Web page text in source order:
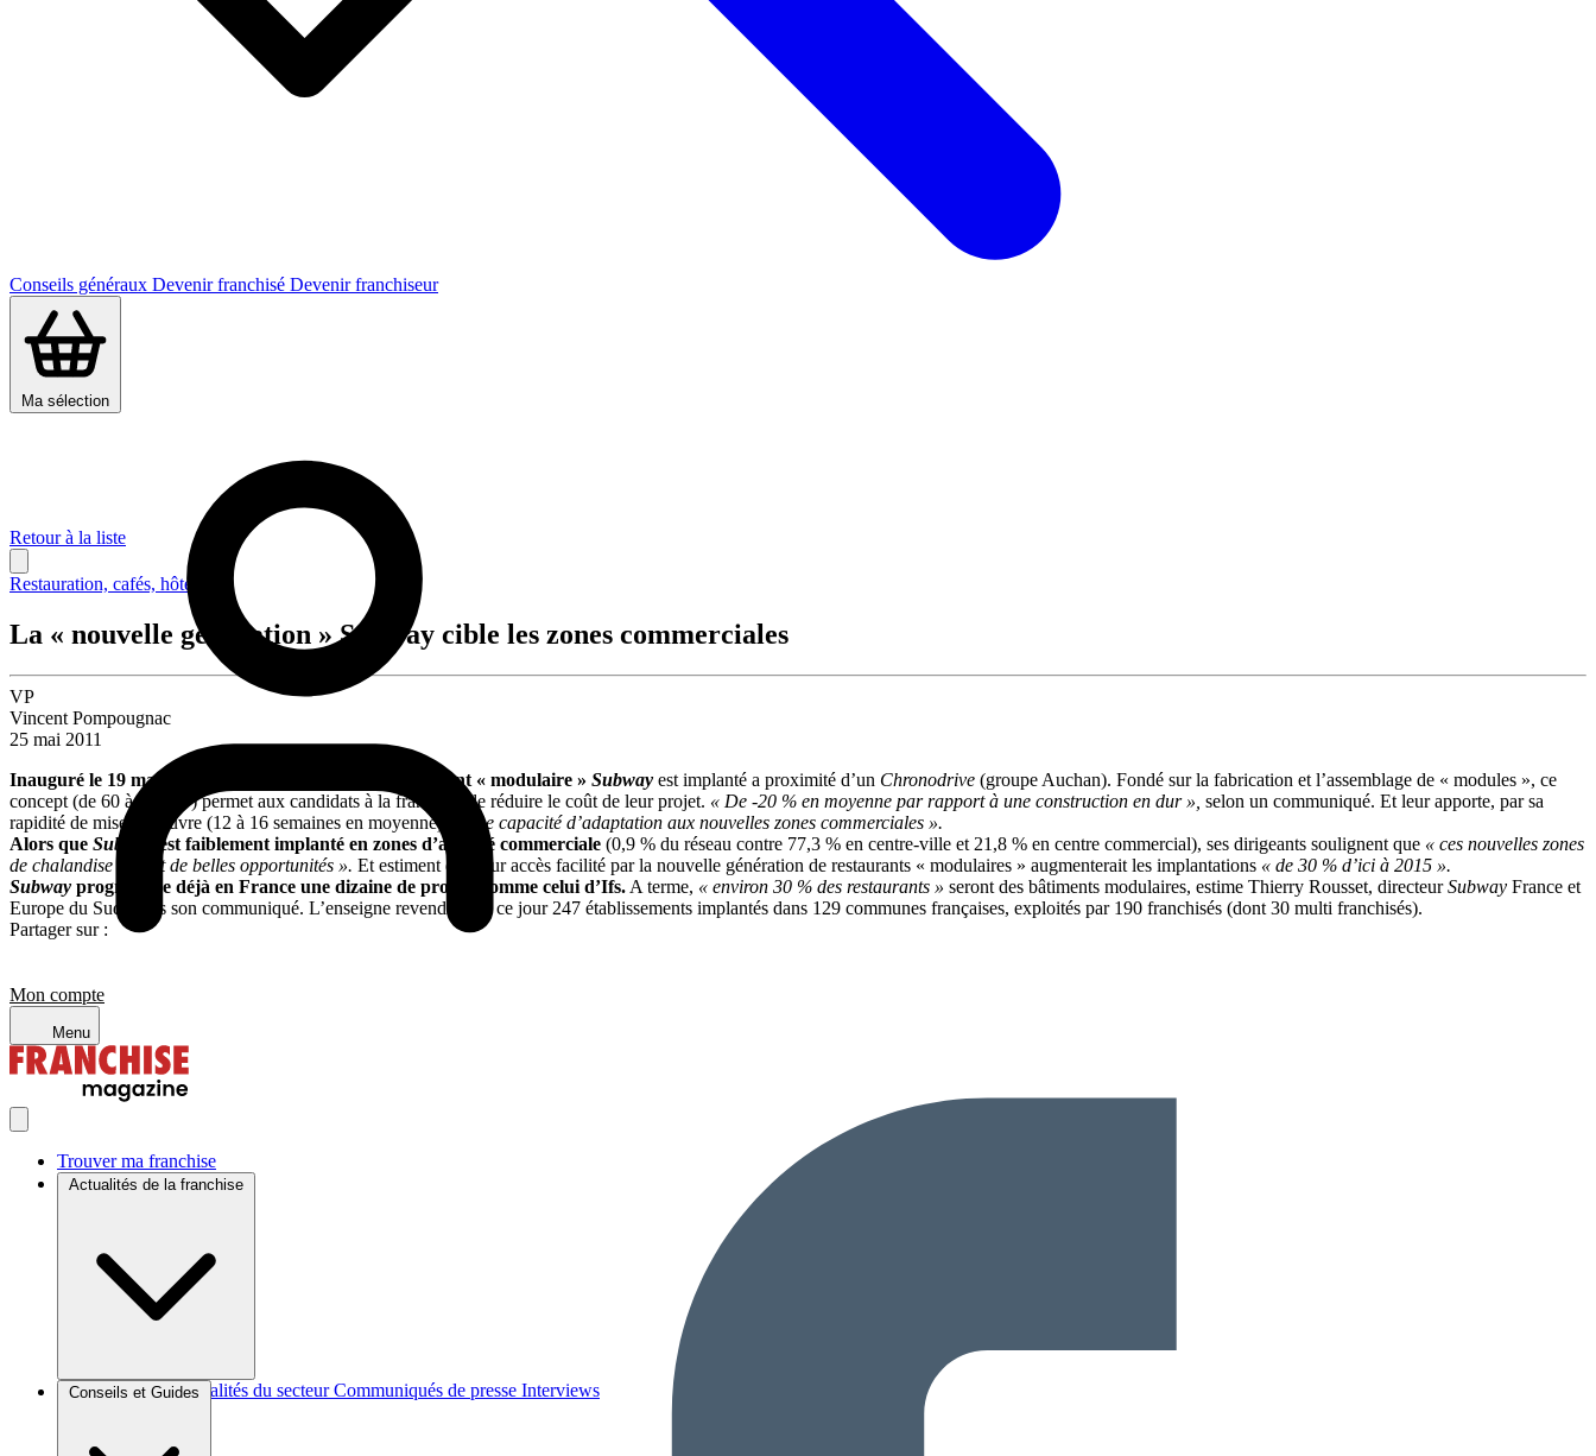
Conseils généraux Devenir franchisé Devenir franchiseur
Ma sélection
Mon compte
Menu
Trouver ma franchise
Actualités de la franchise
Brèves et actus Actualités du secteur Communiqués de presse Interviews
Conseils et Guides
Retour à la liste
Restauration, cafés, hôtellerie
La « nouvelle génération » Subway cible les zones commerciales
VP
Vincent Pompougnac
25 mai 2011
Inauguré le 19 mai à Ifs (Calvados), le premier restaurant « modulaire » Subway est implanté a proximité d’un Chronodrive (groupe Auchan). Fondé sur la fabrication et l’assemblage de « modules », ce
concept (de 60 à 210 m²) permet aux candidats à la franchise de réduire le coût de leur projet. « De -20 % en moyenne par rapport à une construction en dur », selon un communiqué. Et leur apporte, par sa
rapidité de mise en œuvre (12 à 16 semaines en moyenne),
« une capacité d’adaptation aux nouvelles zones commerciales ».
Alors que Subway est faiblement implanté en zones d’activité commerciale (0,9 % du réseau contre 77,3 % en centre-ville et 21,8 % en centre commercial), ses dirigeants soulignent que « ces nouvelles zones
de chalandise offrent de belles opportunités ». Et estiment que leur accès facilité par la nouvelle génération de restaurants « modulaires » augmenterait les implantations « de 30 % d’ici à 2015 ».
Subway programme déjà en France une dizaine de projets comme celui d’Ifs. A terme, « environ 30 % des restaurants » seront des bâtiments modulaires, estime Thierry Rousset, directeurSubway France et
Europe du Sud, dans son communiqué. L’enseigne revendique à ce jour 247 établissements implantés dans 129 communes françaises, exploités par 190 franchisés (dont 30 multi franchisés).
Partager sur :